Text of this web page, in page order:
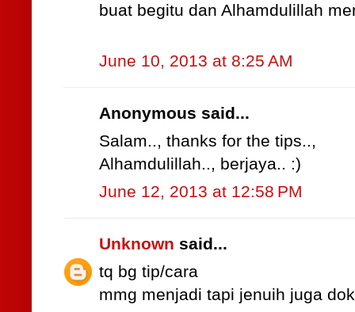
buat begitu dan Alhamdulillah
June 10, 2013 at 8:25 AM
Anonymous said...
Salam.., thanks for the tips..,
Alhamdulillah.., berjaya.. :)
June 12, 2013 at 12:58 PM
Unknown said...
tq bg tip/cara
mmg menjadi tapi jenuih juga